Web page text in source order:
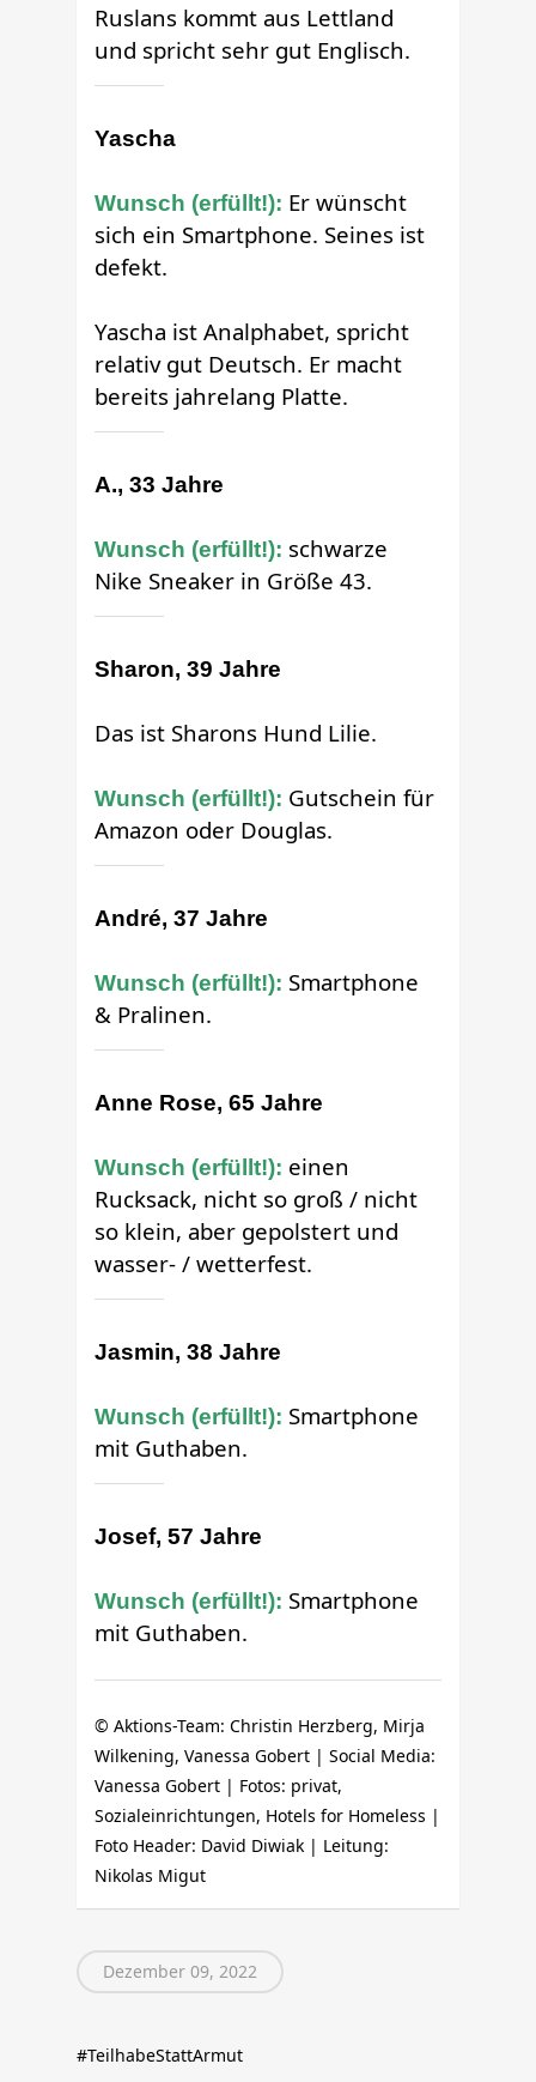
Ruslans kommt aus Lettland
und spricht sehr gut Englisch.
Yascha
Wunsch (erfüllt!): Er wünscht
sich ein Smartphone. Seines ist
defekt.
Yascha ist Analphabet, spricht
relativ gut Deutsch. Er macht
bereits jahrelang Platte.
A., 33 Jahre
Wunsch (erfüllt!): schwarze
Nike Sneaker in Größe 43.
Sharon, 39 Jahre
Das ist Sharons Hund Lilie.
Wunsch (erfüllt!): Gutschein für
Amazon oder Douglas.
André, 37 Jahre
Wunsch (erfüllt!): Smartphone
& Pralinen.
Anne Rose, 65 Jahre
Wunsch (erfüllt!): einen
Rucksack, nicht so groß / nicht
so klein, aber gepolstert und
wasser- / wetterfest.
Jasmin, 38 Jahre
Wunsch (erfüllt!): Smartphone
mit Guthaben.
Josef, 57 Jahre
Wunsch (erfüllt!): Smartphone
mit Guthaben.
© Aktions-Team: Christin Herzberg, Mirja
Wilkening, Vanessa Gobert | Social Media:
Vanessa Gobert | Fotos: privat,
Sozialeinrichtungen, Hotels for Homeless |
Foto Header: David Diwiak | Leitung:
Nikolas Migut
Dezember 09, 2022
#TeilhabeStattArmut